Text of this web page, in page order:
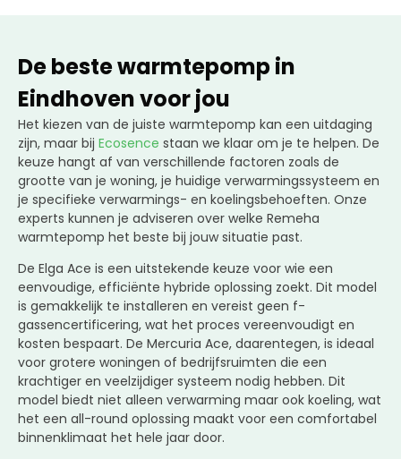
De beste warmtepomp in
Eindhoven voor jou
Het kiezen van de juiste warmtepomp kan een uitdaging
zijn, maar bij Ecosence staan we klaar om je te helpen. De
keuze hangt af van verschillende factoren zoals de
grootte van je woning, je huidige verwarmingssysteem en
je specifieke verwarmings- en koelingsbehoeften. Onze
experts kunnen je adviseren over welke Remeha
warmtepomp het beste bij jouw situatie past.
De Elga Ace is een uitstekende keuze voor wie een
eenvoudige, efficiënte hybride oplossing zoekt. Dit model
is gemakkelijk te installeren en vereist geen f-
gassencertificering, wat het proces vereenvoudigt en
kosten bespaart. De Mercuria Ace, daarentegen, is ideaal
voor grotere woningen of bedrijfsruimten die een
krachtiger en veelzijdiger systeem nodig hebben. Dit
model biedt niet alleen verwarming maar ook koeling, wat
het een all-round oplossing maakt voor een comfortabel
binnenklimaat het hele jaar door.